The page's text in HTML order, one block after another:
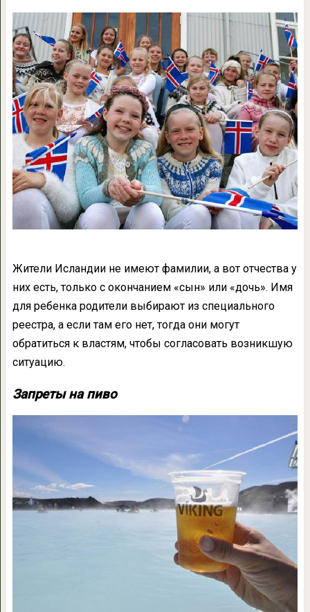
Жители Исландии не имеют фамилии, а вот отчества у
них есть, только с окончанием «сын» или «дочь». Имя
для ребенка родители выбирают из специального
реестра, а если там его нет, тогда они могут
обратиться к властям, чтобы согласовать возникшую
ситуацию.
Запреты на пиво